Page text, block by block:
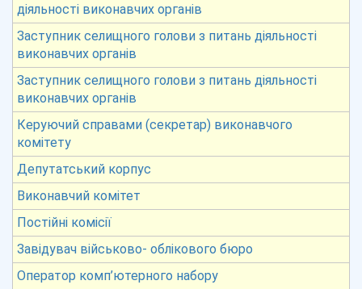
діяльності виконавчих органів
Заступник селищного голови з питань діяльності
виконавчих органів
Заступник селищного голови з питань діяльності
виконавчих органів
Керуючий справами (секретар) виконавчого
комітету
Депутатський корпус
Виконавчий комітет
Постійні комісії
Завідувач військово- облікового бюро
Оператор комп’ютерного набору